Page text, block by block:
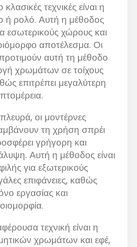
τεχνικές είναι η
ή ρολό. Αυτή η μέθοδος
εσωτερικούς χώρους και
αποτέλεσμα. Οι
αυτή τη μέθοδο
χρωμάτων σε τοίχους
επιτρέπει μεγαλύτερη
οι μοντέρνες
τη χρήση σπρέι
γρήγορη και
Αυτή η μέθοδος είναι
για εξωτερικούς
επιφάνειες, καθώς
εργασίας και
τεχνική είναι η
χρωμάτων και εφέ,